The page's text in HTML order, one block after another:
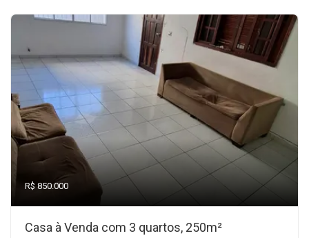
R$ 850.000
Casa à Venda com 3 quartos, 250m²